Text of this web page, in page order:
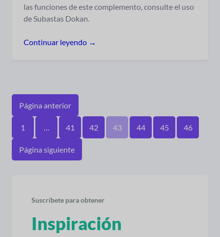
las funciones de este complemento, consulte el uso
de Subastas Dokan.
Continuar leyendo →
Página anterior
1 41 42 43 44 45 46
Página siguiente
Suscríbete para obtener
Inspiración